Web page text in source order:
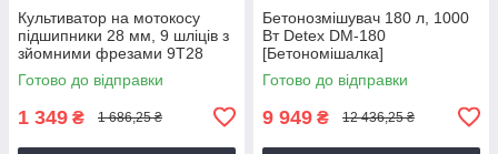
Культиватор на мотокосу
підшипники 28 мм, 9 шліців з
зйомними фрезами 9T28
Готово до відправки
1 349 ₴ 1 686,25 ₴
Бетонозмішувач 180 л, 1000
Вт Detex DM-180
[Бетономішалка]
Готово до відправки
9 949 ₴ 12 436,25 ₴